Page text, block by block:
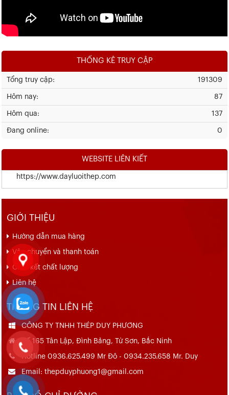
THỐNG KÊ TRUY CẬP
191309
Tổng truy cập:
87
Hôm nay:
137
Hôm qua:
0
Đang online:
WEBSITE LIÊN KIẾT
https://www.dayluoithep.com
GIỚI THIỆU
Hướng dẫn mua hàng
Vận chuyển và thanh toán
Cam kết chất lượng
Liên hệ
THÔNG TIN LIÊN HỆ
CÔNG TY TNHH THÉP DUY PHƯƠNG
Số 165 Tân Lập, Đình Bảng, Từ Sơn, Bắc Ninh
Hotline 0936.625.499 Mr Đô - 0934.235.658 Mr. Duy
Email: thepduyphuong1@gmail.com